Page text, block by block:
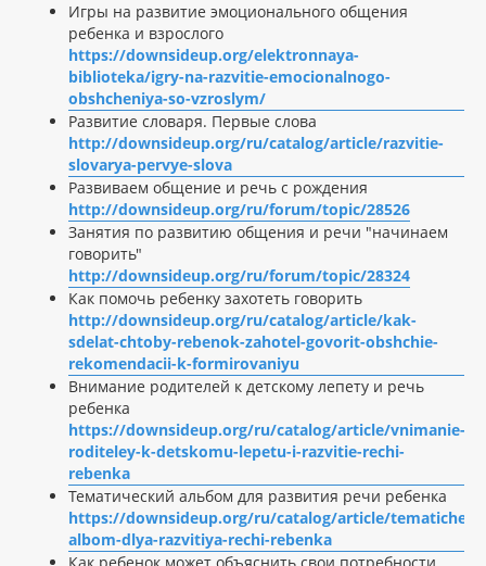
Игры на развитие эмоционального общения
ребенка и взрослого
https://downsideup.org/elektronnaya-
biblioteka/igry-na-razvitie-emocionalnogo-
obshcheniya-so-vzroslym/
Развитие словаря. Первые слова
http://downsideup.org/ru/catalog/article/razvitie-
slovarya-pervye-slova
Развиваем общение и речь с рождения
http://downsideup.org/ru/forum/topic/28526
Занятия по развитию общения и речи "начинаем
говорить"
http://downsideup.org/ru/forum/topic/28324
Как помочь ребенку захотеть говорить
http://downsideup.org/ru/catalog/article/kak-
sdelat-chtoby-rebenok-zahotel-govorit-obshchie-
rekomendacii-k-formirovaniyu
Внимание родителей к детскому лепету и речь
ребенка
https://downsideup.org/ru/catalog/article/vnimanie-
roditeley-k-detskomu-lepetu-i-razvitie-rechi-
rebenka
Тематический альбом для развития речи ребенка
https://downsideup.org/ru/catalog/article/
albom-dlya-razvitiya-rechi-rebenka